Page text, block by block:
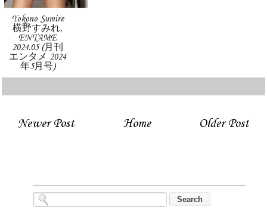
Yokono Sumire
横野すみれ,
ENTAME
2024.05 (月刊
エンタメ 2024
年5月号)
Newer Post Older Post
Home